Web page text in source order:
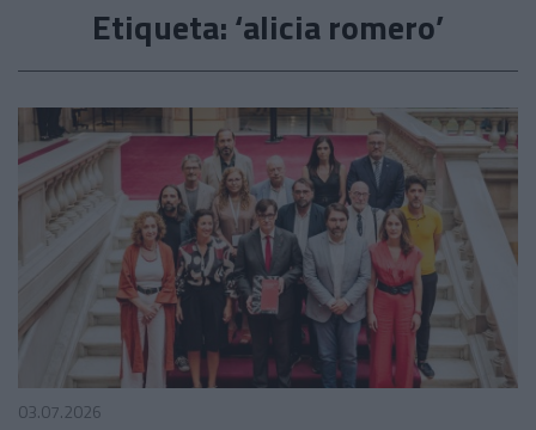
Etiqueta: ‘alicia romero’
03.07.2026